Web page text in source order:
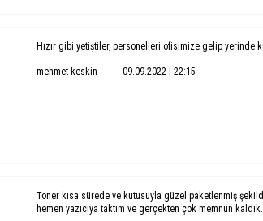
Hızır gibi yetiştiler, personelleri ofisimize gelip
mehmet keskin 09.09.2022 | 22:15
Toner kısa sürede ve kutusuyla güzel paketlenmiş
hemen yazıcıya taktım ve gerçekten çok memnun